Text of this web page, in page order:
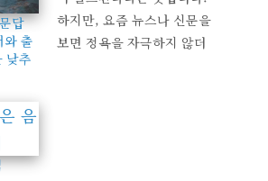
답
와 출
낮추
하지만, 요즘 뉴스나 신문을
보면 정욕을 자극하지 않더